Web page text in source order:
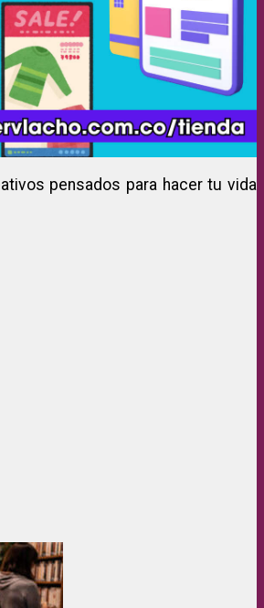
pensados para hacer tu vida